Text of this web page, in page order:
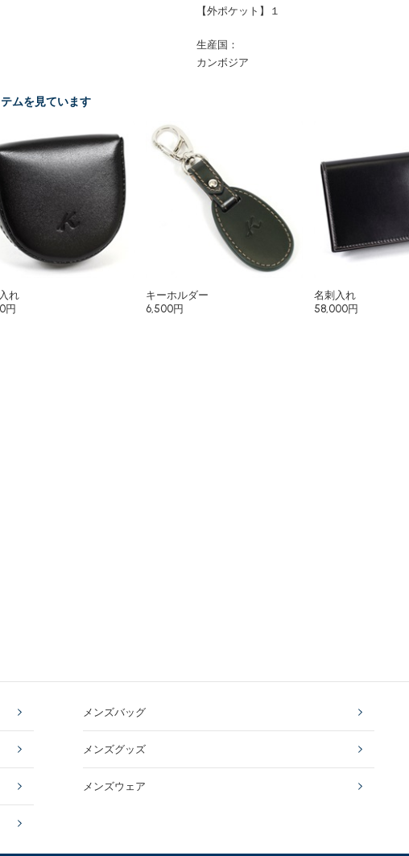
【外ポケット】１
生産国：
カンボジア
ムを見ています
れ
円
キーホルダー
6,500円
名刺入れ
58,000円
メンズバッグ
メンズグッズ
メンズウェア